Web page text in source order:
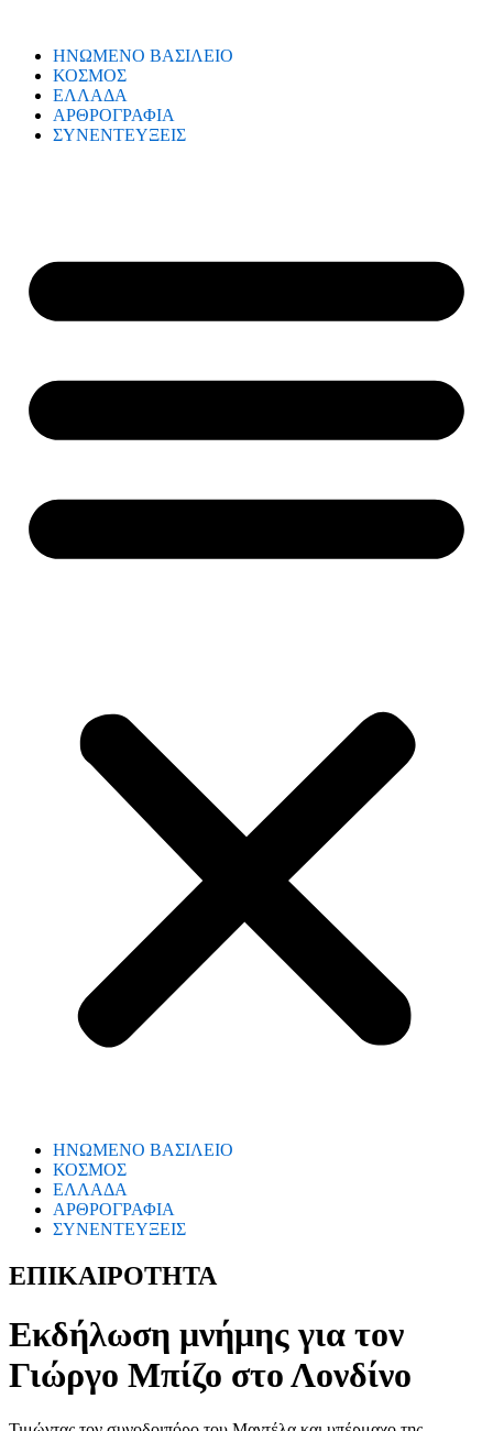
ΗΝΩΜΕΝΟ ΒΑΣΙΛΕΙΟ
ΚΟΣΜΟΣ
ΕΛΛΑΔΑ
ΑΡΘΡΟΓΡΑΦΙΑ
ΣΥΝΕΝΤΕΥΞΕΙΣ
ΗΝΩΜΕΝΟ ΒΑΣΙΛΕΙΟ
ΚΟΣΜΟΣ
ΕΛΛΑΔΑ
ΑΡΘΡΟΓΡΑΦΙΑ
ΣΥΝΕΝΤΕΥΞΕΙΣ
ΕΠΙΚΑΙΡΟΤΗΤΑ
Εκδήλωση μνήμης για τον
Γιώργο Μπίζο στο Λονδίνο